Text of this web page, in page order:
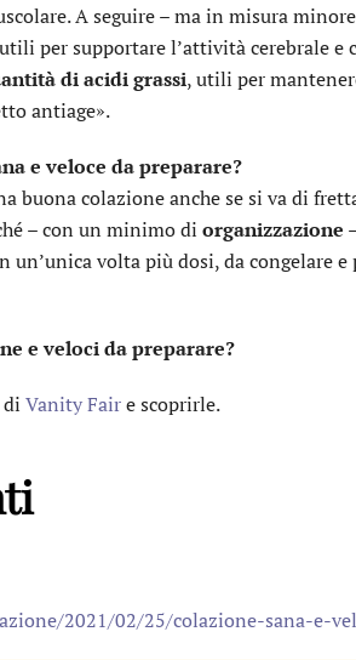
A seguire – ma in misura
utili per supportare l’attività cerebrale
di acidi grassi, utili per
antiage».
e veloce da preparare?
buona colazione anche se si va di
– con un minimo di organizzazione
volta più dosi, da congelare e
e veloci da preparare?
di Vanity Faire scoprirle.
2021/02/25/colazione-sana-e-